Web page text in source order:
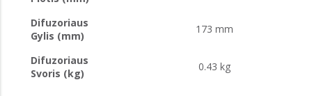
Difuzoriaus
Gylis (mm)
173 mm
Difuzoriaus
Svoris (kg)
0.43 kg